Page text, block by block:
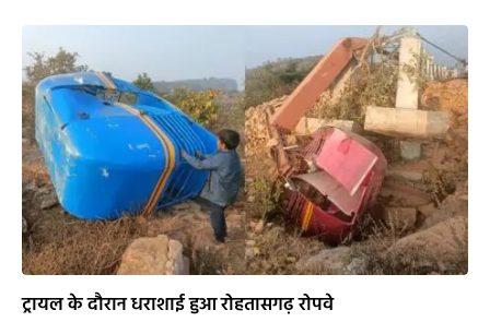
ट्रायल के दौरान धराशाई हुआ रोहतासगढ़ रोपवे